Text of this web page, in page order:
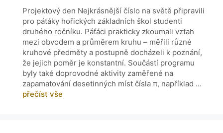
Projektový den Nejkrásnější číslo na světě připravili
pro páťáky hořických základních škol studenti
druhého ročníku. Páťáci prakticky zkoumali vztah
mezi obvodem a průměrem kruhu – měřili různé
kruhové předměty a postupně docházeli k poznání,
že jejich poměr je konstantní. Součástí programu
byly také doprovodné aktivity zaměřené na
zapamatování desetinných míst čísla π, například …
přečíst vše